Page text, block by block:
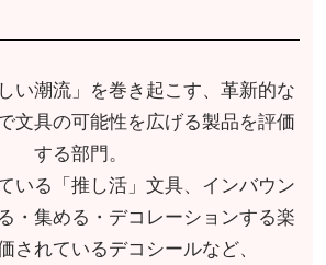
い潮流」を巻き起こす、革新的な
文具の可能性を広げる製品を評価
する部門。
いる「推し活」文具、インバウン
・集める・デコレーションする楽
されているデコシールなど、